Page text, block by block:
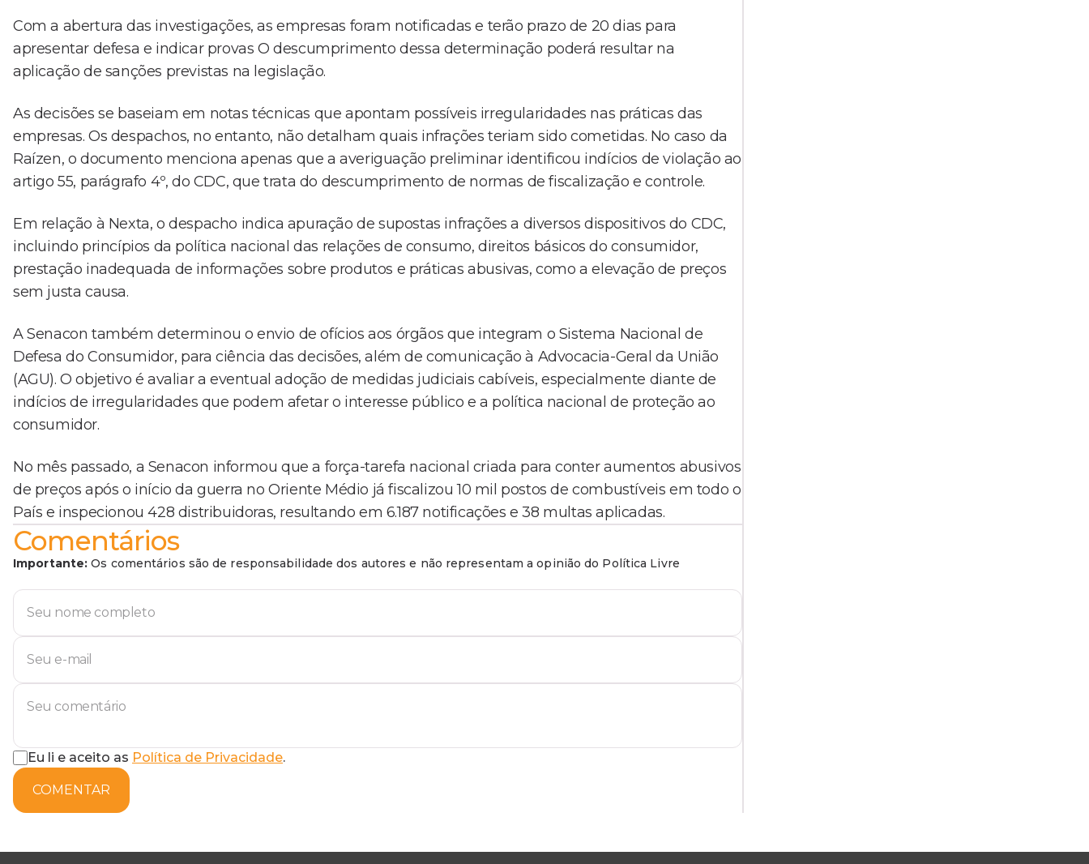
Com a abertura das investigações, as empresas foram notificadas e terão prazo de 20 dias para
apresentar defesa e indicar provas O descumprimento dessa determinação poderá resultar na
aplicação de sanções previstas na legislação.
As decisões se baseiam em notas técnicas que apontam possíveis irregularidades nas práticas das
empresas. Os despachos, no entanto, não detalham quais infrações teriam sido cometidas. No caso da
Raízen, o documento menciona apenas que a averiguação preliminar identificou indícios de violação ao
artigo 55, parágrafo 4º, do CDC, que trata do descumprimento de normas de fiscalização e controle.
Em relação à Nexta, o despacho indica apuração de supostas infrações a diversos dispositivos do CDC,
incluindo princípios da política nacional das relações de consumo, direitos básicos do consumidor,
prestação inadequada de informações sobre produtos e práticas abusivas, como a elevação de preços
sem justa causa.
A Senacon também determinou o envio de ofícios aos órgãos que integram o Sistema Nacional de
Defesa do Consumidor, para ciência das decisões, além de comunicação à Advocacia-Geral da União
(AGU). O objetivo é avaliar a eventual adoção de medidas judiciais cabíveis, especialmente diante de
indícios de irregularidades que podem afetar o interesse público e a política nacional de proteção ao
consumidor.
No mês passado, a Senacon informou que a força-tarefa nacional criada para conter aumentos abusivos
de preços após o início da guerra no Oriente Médio já fiscalizou 10 mil postos de combustíveis em todo o
País e inspecionou 428 distribuidoras, resultando em 6.187 notificações e 38 multas aplicadas.
Comentários
Importante: Os comentários são de responsabilidade dos autores e não representam a opinião do Política Livre
Eu li e aceito as Política de Privacidade.
COMENTAR